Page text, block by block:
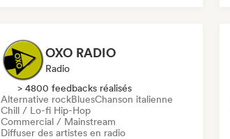
OXO RADIO
Radio
> 4800 feedbacks réalisés
Alternative rockBluesChanson italienne
Chill / Lo-fi Hip-Hop
Commercial / Mainstream
Diffuser des artistes en radio